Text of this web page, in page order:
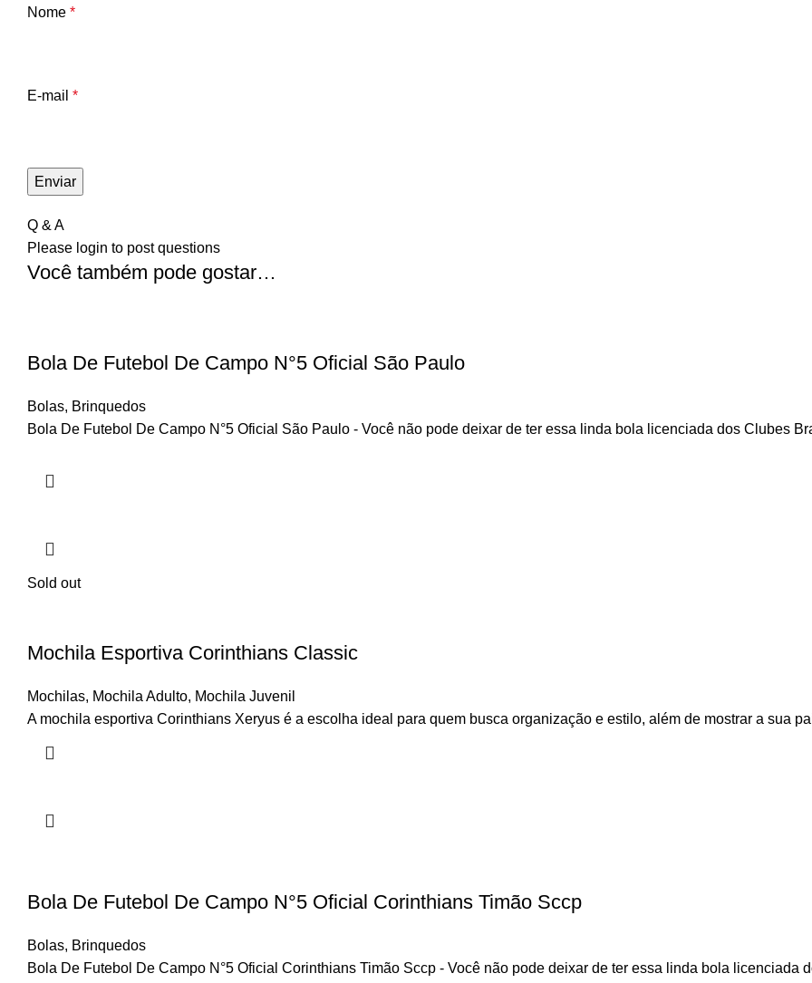
Nome *
E-mail *
Q & A
Please login to post questions
Você também pode gostar…
Bola De Futebol De Campo N°5 Oficial São Paulo
Bolas, Brinquedos
Bola De Futebol De Campo N°5 Oficial São Paulo - Você não pode deixar de ter essa linda bola licenciada dos Clubes
Sold out
Mochila Esportiva Corinthians Classic
Mochilas, Mochila Adulto, Mochila Juvenil
A mochila esportiva Corinthians Xeryus é a escolha ideal para quem busca organização e estilo, além de mostrar a sua
Bola De Futebol De Campo N°5 Oficial Corinthians Timão Sccp
Bolas, Brinquedos
Bola De Futebol De Campo N°5 Oficial Corinthians Timão Sccp - Você não pode deixar de ter essa linda bola licenciada